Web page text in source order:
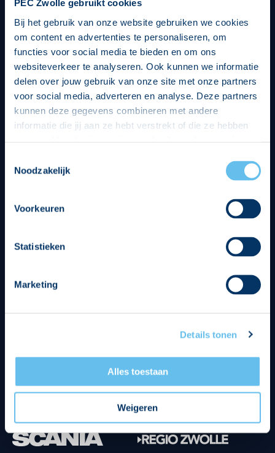
PEC Zwolle gebruikt cookies
Bij het gebruik van onze website gebruiken we cookies
om content en advertenties te personaliseren, om
functies voor social media te bieden en om ons
websiteverkeer te analyseren. Ook kunnen we informatie
delen over jouw gebruik van onze site met onze partners
voor social media, adverteren en analyse. Deze partners
kunnen deze gegevens combineren met andere
informatie die jij aan ze hebt verstrekt of die ze hebben
op een veilige en integere wijze. Je kunt je toestemming
beheren op de privacy- en cookieverklaring pagina.
Noodzakelijk
Voorkeuren
Statistieken
Marketing
Details tonen
Alles toestaan
Weigeren